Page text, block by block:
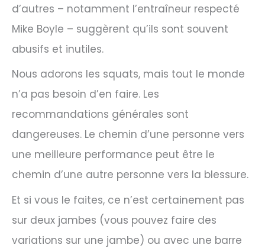
d’autres – notamment l’entraîneur respecté
Mike Boyle – suggèrent qu’ils sont souvent
abusifs et inutiles.
Nous adorons les squats, mais tout le monde
n’a pas besoin d’en faire. Les
recommandations générales sont
dangereuses. Le chemin d’une personne vers
une meilleure performance peut être le
chemin d’une autre personne vers la blessure.
Et si vous le faites, ce n’est certainement pas
sur deux jambes (vous pouvez faire des
variations sur une jambe) ou avec une barre